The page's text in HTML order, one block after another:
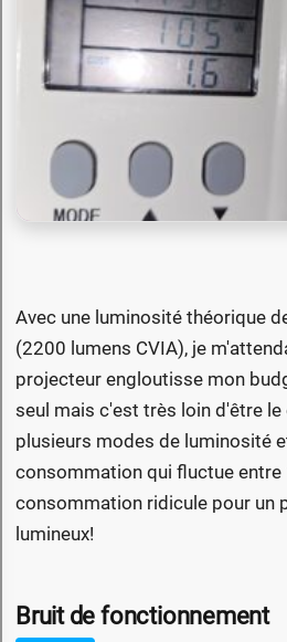
Avec une luminosité théorique
(2200 lumens CVIA), je
projecteur engloutisse mon
seul mais c'est très loin d'être
plusieurs modes de luminosité
consommation qui fluctue entre
consommation ridicule pour un
lumineux!
Bruit de fonctionnement